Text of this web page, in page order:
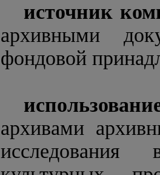
источник
архивными
фондовой
архивами
исследования